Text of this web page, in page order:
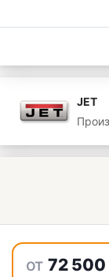
JET
от 72 500